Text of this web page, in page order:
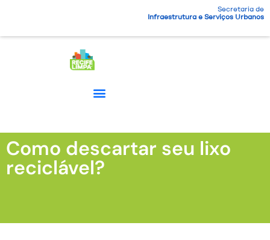
Secretaria de
Infraestrutura e Serviços Urbanos
Como descartar seu lixo
reciclável?